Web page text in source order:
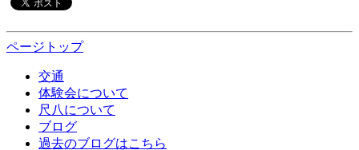
ページトップ
交通
体験会について
尺八について
ブログ
過去のブログはこちら